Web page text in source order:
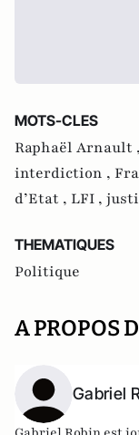
MOTS-CLES
Raphaël Arnault ,
interdiction ,
d’Etat , LFI ,
THEMATIQUES
Politique
A PROPOS
Gabriel